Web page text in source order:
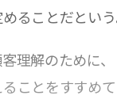
ることだとい
理解のために
ることをすすめ